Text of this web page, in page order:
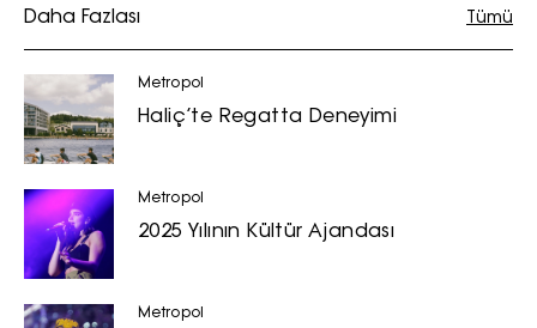
Daha Fazlası Tümü
Metropol
Haliç’te Regatta Deneyimi
Metropol
2025 Yılının Kültür Ajandası
Metropol